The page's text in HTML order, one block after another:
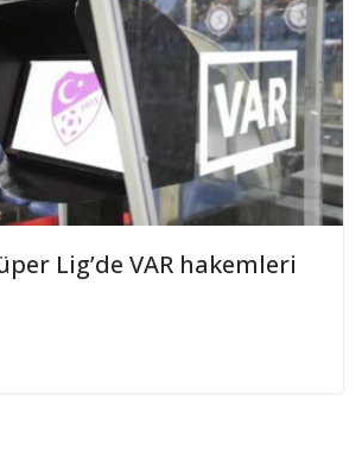
Lig’de VAR hakemleri